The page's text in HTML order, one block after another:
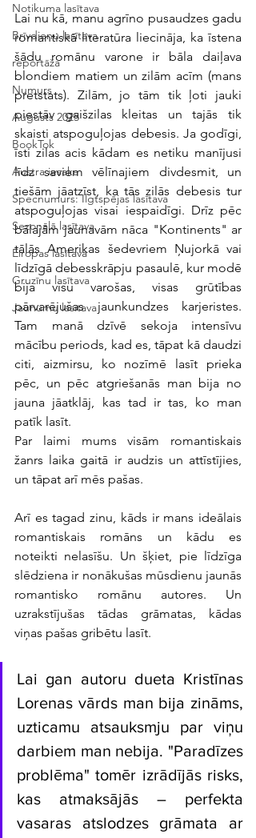
Notikuma lasītava
Brīvdienu lasītava
reportāža
Numurs
Augusts 2025
BookTok
Austra iesaka
Specnumurs: Ilgtspējas lasītava
Sezonālā lasītava
Eiropas lasītava
Gruzīnu lasītava
Jaunumu lasītava
Lai nu kā, manu agrīno pusaudzes gadu
romantiskā literatūra liecināja, ka īstena
šādu romānu varone ir bāla daiļava
blondiem matiem un zilām acīm (mans
pretstats). Zilām, jo tām tik ļoti jauki
piestāv gaišzilas kleitas un tajās tik
skaisti atspoguļojas debesis. Ja godīgi,
īsti zilas acis kādam es netiku manījusi
līdz saviem vēlīnajiem divdesmit, un
tiešām jāatzīst, ka tās zilās debesis tur
atspoguļojas visai iespaidīgi. Drīz pēc
bālajām jaunavām nāca "Kontinents" ar
tālās Amerikas šedevriem Ņujorkā vai
līdzīgā debesskrāpju pasaulē, kur modē
bija visu varošas, visas grūtības
pārvarējušas jaunkundzes karjeristes.
Tam manā dzīvē sekoja intensīvu
mācību periods, kad es, tāpat kā daudzi
citi, aizmirsu, ko nozīmē lasīt prieka
pēc, un pēc atgriešanās man bija no
jauna jāatklāj, kas tad ir tas, ko man
patīk lasīt.
Par laimi mums visām romantiskais
žanrs laika gaitā ir audzis un attīstījies,
un tāpat arī mēs pašas.
Arī es tagad zinu, kāds ir mans ideālais
romantiskais romāns un kādu es
noteikti nelasīšu. Un šķiet, pie līdzīga
slēdziena ir nonākušas mūsdienu jaunās
romantisko romānu autores. Un
uzrakstījušas tādas grāmatas, kādas
viņas pašas gribētu lasīt.
Lai gan autoru dueta Kristīnas
Lorenas vārds man bija zināms,
uzticamu atsauksmju par viņu
darbiem man nebija. "Paradīzes
problēma" tomēr izrādījās risks,
kas atmaksājās – perfekta
vasaras atslodzes grāmata ar